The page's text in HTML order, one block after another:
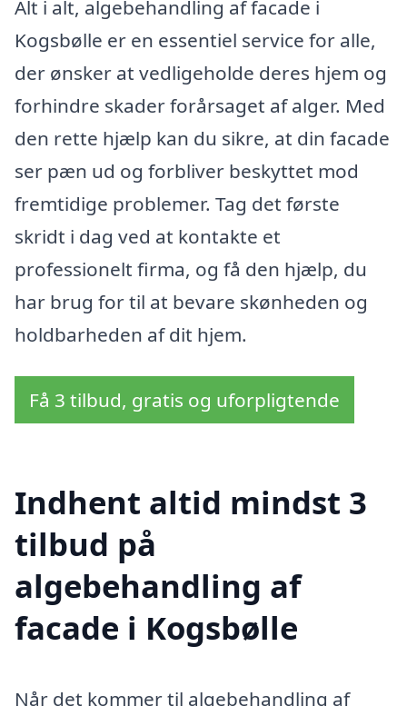
Alt i alt, algebehandling af facade i
Kogsbølle er en essentiel service for alle,
der ønsker at vedligeholde deres hjem og
forhindre skader forårsaget af alger. Med
den rette hjælp kan du sikre, at din facade
ser pæn ud og forbliver beskyttet mod
fremtidige problemer. Tag det første
skridt i dag ved at kontakte et
professionelt firma, og få den hjælp, du
har brug for til at bevare skønheden og
holdbarheden af dit hjem.
Få 3 tilbud, gratis og uforpligtende
Indhent altid mindst 3
tilbud på
algebehandling af
facade i Kogsbølle
Når det kommer til algebehandling af